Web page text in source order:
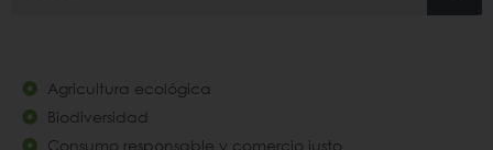
Agricultura ecológica
Biodiversidad
Consumo responsable y comercio justo